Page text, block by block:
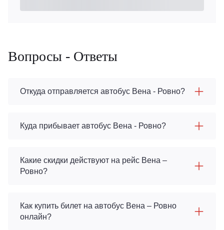
Вопросы - Ответы
Откуда отправляется автобус Вена - Ровно?
Куда прибывает автобус Вена - Ровно?
Какие скидки действуют на рейс Вена –
Ровно?
Как купить билет на автобус Вена – Ровно
онлайн?